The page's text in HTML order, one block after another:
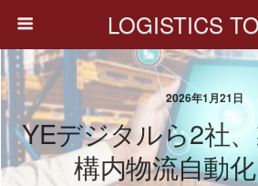
LOGISTICS
2026年1月21日
YEデジタルら2社
構内物流自動